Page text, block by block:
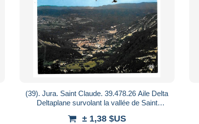
(39). Jura. Saint Claude. 39.478.26 Aile Delta
Deltaplane survolant la vallée de Saint
± 1,38 $US